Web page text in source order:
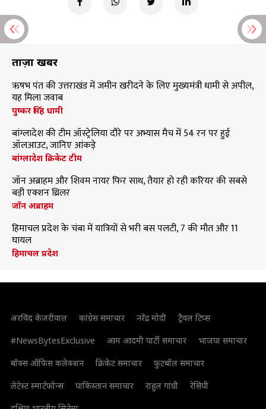
ताज़ा खबरें
ऋषभ पंत की उत्तराखंड में जमीन खरीदने के लिए मुख्यमंत्री धामी से अपील,
यह मिला जवाब
पुष्कर सिंह धामी
बांग्लादेश की टीम ऑस्ट्रेलिया दौरे पर अभ्यास मैच में 54 रन पर हुई
ऑलआउट, जानिए आंकड़े
बांग्लादेश क्रिकेट टीम
जॉन अब्राहम और शिवम नायर फिर साथ, तैयार हो रही करियर की सबसे
बड़ी एक्शन थ्रिलर
जॉन अब्राहम
हिमाचल प्रदेश के चंबा में यात्रियों से भरी बस पलटी, 7 की मौत और 11
घायल
हिमाचल प्रदेश
अरविंद केजरीवाल कांग्रेस समाचार नरेंद्र मोदी
ट्रैवल टिप्स
#NewsBytesExclusive
आम आदमी पार्टी समाचार
भाजपा समाचार
बॉक्स ऑफिस कलेक्शन
क्रिकेट समाचार
फुटबॉल समाचार
लेटेस्ट स्मार्टफोन्स
पाकिस्तान समाचार राहुल गांधी
रेसिपी